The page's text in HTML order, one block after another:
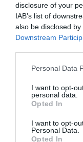
disclosure of your
IAB’s list of
also be disclosed
Downstream
Please note that
not limited to your
grant or deny
use your data for
consent section.
Personal Data
I want to opt-
personal data.
Opted In
I want to opt-
Personal Data.
Opted In
Εορτολόγιο:
σήμερα,
07.08.2026 | 08:30
Καιρός: Πάνω
Εύβοια
07.08.2026 | 08:15
Εύβοια: Σήμερα
αντίο στον